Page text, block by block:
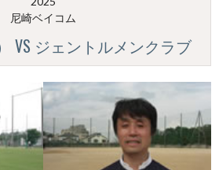
尼崎ベイコム
VS ジェントルメンクラブ